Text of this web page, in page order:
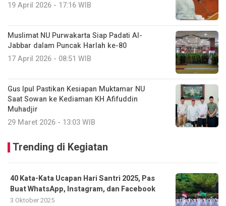
19 April 2026 - 17:16 WIB
Muslimat NU Purwakarta Siap Padati Al-
Jabbar dalam Puncak Harlah ke-80
17 April 2026 - 08:51 WIB
Gus Ipul Pastikan Kesiapan Muktamar NU
Saat Sowan ke Kediaman KH Afifuddin
Muhadjir
29 Maret 2026 - 13:03 WIB
Trending di Kegiatan
40 Kata-Kata Ucapan Hari Santri 2025, Pas
Buat WhatsApp, Instagram, dan Facebook
3 Oktober 2025